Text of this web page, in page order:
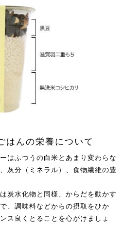
はんの栄養について
はふつうの白米とあまり変わらな
灰分（ミネラル）、食物繊維の豊
炭水化物と同様、からだを動かす
、調味料などからの摂取をひか
ス良くとることを心がけましょ